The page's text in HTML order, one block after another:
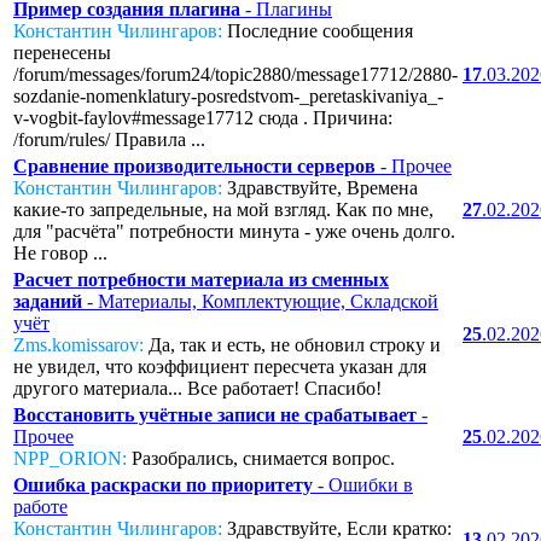
Пример создания плагина - Плагины
Константин Чилингаров: Последние сообщения
перенесены
/forum/messages/forum24/topic2880/message17712/2880-
sozdanie-nomenklatury-posredstvom-_peretaskivaniya_-
v-vogbit-faylov#message17712 сюда . Причина:
/forum/rules/ Правила ...
17
Сравнение производительности серверов - Прочее
Константин Чилингаров: Здравствуйте, Времена
какие-то запредельные, на мой взгляд. Как по мне,
для "расчёта" потребности минута - уже очень долго.
Не говор ...
27
Расчет потребности материала из сменных
заданий - Материалы, Комплектующие, Складской
учёт
Zms.komissarov: Да, так и есть, не обновил строку и
не увидел, что коэффициент пересчета указан для
другого материала... Все работает! Спасибо!
25
Восстановить учётные записи не срабатывает -
Прочее
NPP_ORION: Разобрались, снимается вопрос.
25
Ошибка раскраски по приоритету - Ошибки в
работе
Константин Чилингаров: Здравствуйте, Если кратко: